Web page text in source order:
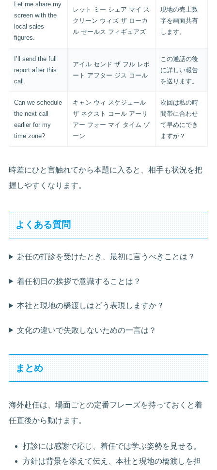
Let me share my
screen with the
local sales
figures.
レット ミー シェア マイ ス
クリーン ウィズ ザ ローカ
ル セールス フィギュアズ
現地の売上数
字を画面共有
します。
I’ll send the full
report after this
call.
アイル センド ザ フル レポ
ート アフター ジス コール
この通話の後
に詳しい報告
を送ります。
Can we schedule
the next call
earlier for my
time zone?
キャン ウィ スケジュール
ザ ネクスト コール アーリ
アー フォー マイ タイム ゾ
ーン
次回は私の時
間帯に合わせ
て早めにでき
ますか？
時差にひと言触れてから本題に入ると、相手も状況を把
握しやすくなります。
よくある質問
赴任の打診を受けたとき、最初に言うべきことは？
着任初日の挨拶で意識することは？
本社と現地の橋渡しはどう表現しますか？
文化の違いで失敗しないための一言は？
まとめ
海外赴任は、場面ごとの定番フレーズを持っておくと着
任直後から動けます。
打診には感謝で応じ、着任では学ぶ姿勢を見せる。
方針は背景を添えて伝え、本社と現地の橋渡しを担